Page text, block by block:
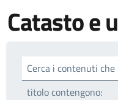
Catasto e
Cerca i contenuti che
titolo contengono: